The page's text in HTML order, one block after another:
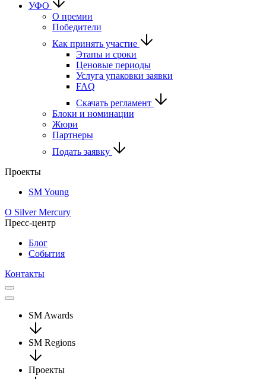
УФО
О премии
Победители
Как принять участие
Этапы и сроки
Ценовые периоды
Услуга упаковки заявки
FAQ
Скачать регламент
Блоки и номинации
Жюри
Партнеры
Подать заявку
Проекты
SM Young
О Silver Mercury
Пресс-центр
Блог
События
Контакты
SM Awards
SM Regions
Проекты